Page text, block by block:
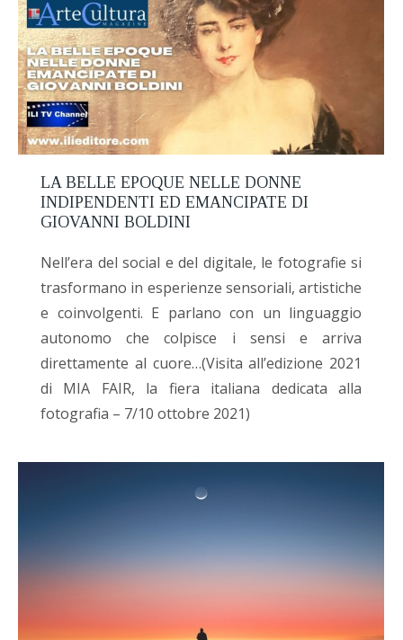
LA BELLE EPOQUE NELLE DONNE
INDIPENDENTI ED EMANCIPATE DI
GIOVANNI BOLDINI
Nell’era del social e del digitale, le fotografie si
trasformano in esperienze sensoriali, artistiche
e coinvolgenti. E parlano con un linguaggio
autonomo che colpisce i sensi e arriva
direttamente al cuore…(Visita all’edizione 2021
di MIA FAIR, la fiera italiana dedicata alla
fotografia – 7/10 ottobre 2021)